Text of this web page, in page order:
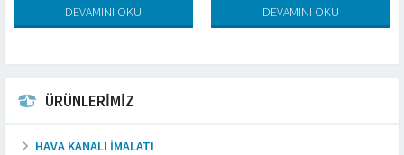
DEVAMINI OKU DEVAMINI OKU
ÜRÜNLERİMİZ
HAVA KANALI İMALATI